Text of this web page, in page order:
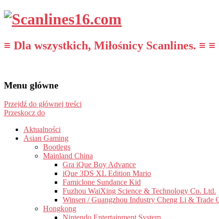
≡ Dla wszystkich, Miłośnicy Scanlines. ≡ ≡
Menu główne
Przejdź do głównej treści
Przeskocz do
Aktualności
Asian Gaming
Bootlegs
Mainland China
Gra iQue Boy Advance
iQue 3DS XL Edition Mario
Famiclone Sundance Kid
Fuzhou WaiXing Science & Technology Co. Ltd.
Winsen / Guangzhou Industry Cheng Li & Trade
Hongkong